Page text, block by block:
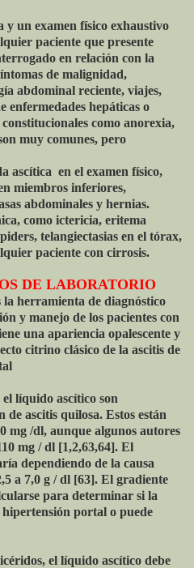
un examen físico exhaustivo
paciente que presente
en relación con la
de malignidad,
abdominal reciente, viajes,
enfermedades hepáticas o
como anorexia,
muy comunes, pero
ascítica en el examen físico,
miembros inferiores,
abdominales y hernias.
como ictericia, eritema
telangiectasias en el tórax,
paciente con cirrosis.
DE LABORATORIO
herramienta de diagnóstico
y manejo de los pacientes con
una apariencia opalescente y
citrino clásico de la ascitis de
líquido ascítico son
ascitis quilosa. Estos están
mg /dl, aunque algunos autores
mg / dl [1,2,63,64]. El
dependiendo de la causa
a 7,0 g / dl [63]. El gradiente
para determinar si la
portal o puede
el líquido ascítico debe